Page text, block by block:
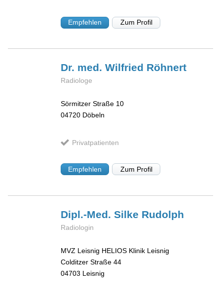
Empfehlen Zum Profil
Dr. med. Wilfried Röhnert
Radiologe
Sörmitzer Straße 10
04720 Döbeln
Privatpatienten
Empfehlen Zum Profil
Dipl.-Med. Silke Rudolph
Radiologin
MVZ Leisnig HELIOS Klinik Leisnig
Colditzer Straße 44
04703 Leisnig